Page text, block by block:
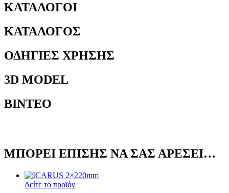
ΚΑΤΆΛΟΓΟΙ
ΚΑΤΆΛΟΓΟΣ
ΟΔΗΓΊΕΣ ΧΡΉΣΗΣ
3D MODEL
ΒΊΝΤΕΟ
ΜΠΟΡΕΊ ΕΠΊΣΗΣ ΝΑ ΣΑΣ ΑΡΈΣΕΙ…
Δείτε το προϊόν